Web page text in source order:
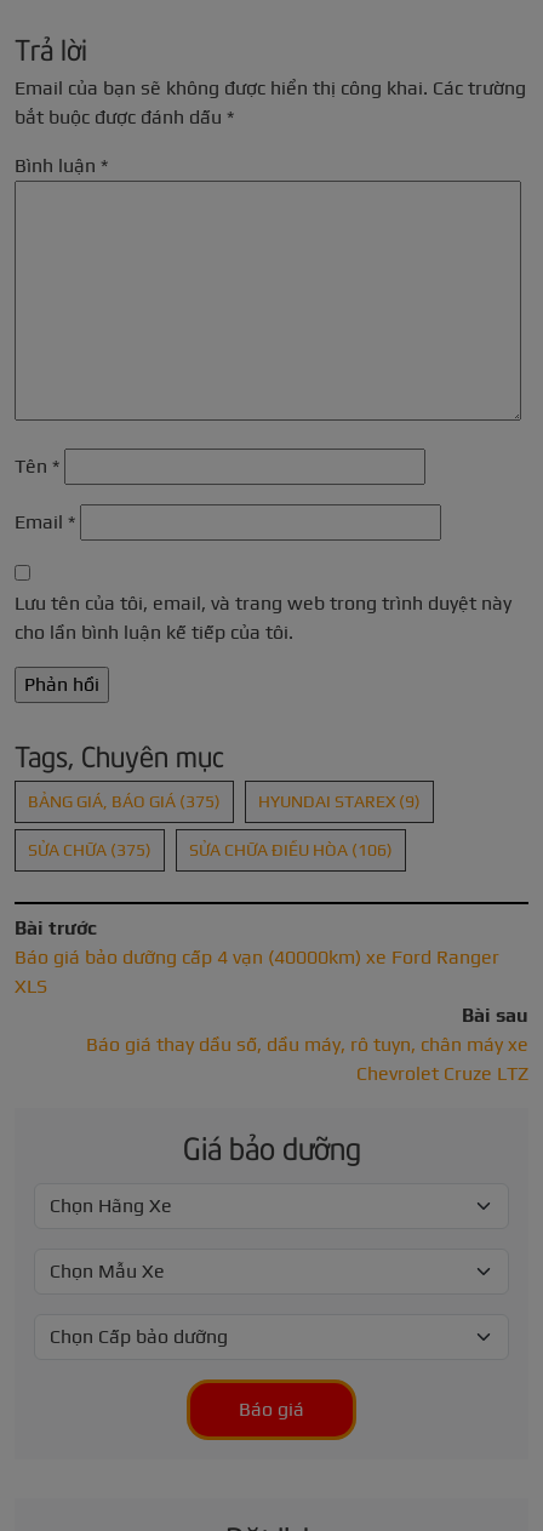
Trả lời
Email của bạn sẽ không được hiển thị công khai. Các trường
bắt buộc được đánh dấu *
Bình luận *
Tên *
Email *
Lưu tên của tôi, email, và trang web trong trình duyệt này
cho lần bình luận kế tiếp của tôi.
Tags, Chuyên mục
BẢNG GIÁ, BÁO GIÁ (375) HYUNDAI STAREX (9)
SỬA CHỮA (375) SỬA CHỮA ĐIỀU HÒA (106)
Bài trước
Báo giá bảo dưỡng cấp 4 vạn (40000km) xe Ford Ranger
XLS
Bài sau
Báo giá thay dầu số, dầu máy, rô tuyn, chân máy xe
Chevrolet Cruze LTZ
Giá bảo dưỡng
Báo giá